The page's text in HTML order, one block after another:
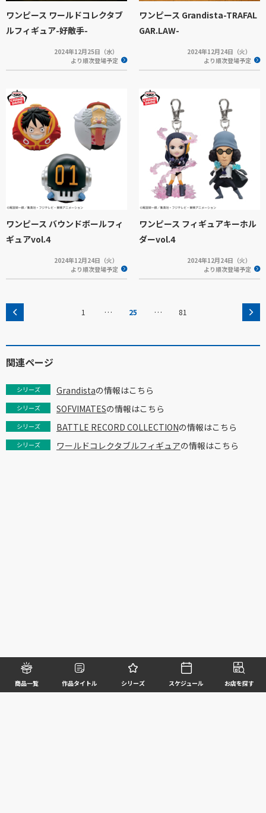
商品一覧 作品タイトル シリーズ スケジュール お店を探す
ワンピース ワールドコレクタブ
ルフィギュア-好敵手-
2024年12月25日（水）
より順次登場予定
ワンピース Grandista-TRAFAL
GAR.LAW-
2024年12月24日（火）
より順次登場予定
ワンピース バウンドボールフィ
ギュアvol.4
2024年12月24日（火）
より順次登場予定
ワンピース フィギュアキーホル
ダーvol.4
2024年12月24日（火）
より順次登場予定
1 … 25 … 81
関連ページ
シリーズ Grandistaの情報はこちら
シリーズ SOFVIMATESの情報はこちら
シリーズ BATTLE RECORD COLLECTIONの情報はこちら
シリーズ ワールドコレクタブルフィギュアの情報はこちら